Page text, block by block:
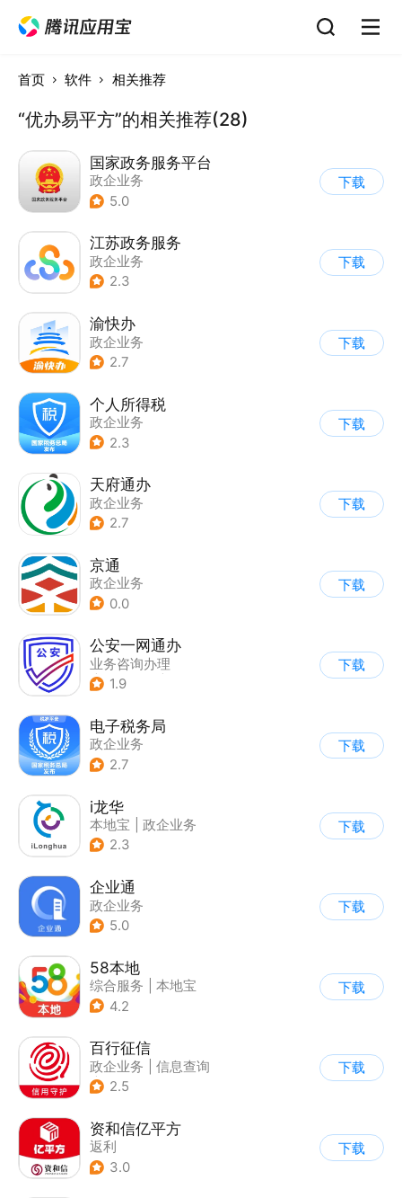
首页 软件 相关推荐
“优办易平方”的相关推荐(28)
国家政务服务平台
政企业务
5.0
下载
江苏政务服务
政企业务
2.3
下载
渝快办
政企业务
2.7
下载
个人所得税
政企业务
2.3
下载
天府通办
政企业务
2.7
下载
京通
政企业务
0.0
下载
公安一网通办
业务咨询办理
| 政企业务
1.9
下载
电子税务局
政企业务
2.7
下载
i龙华
本地宝
政企业务
2.3
下载
企业通
政企业务
5.0
下载
58本地
综合服务
本地宝
4.2
下载
百行征信
政企业务
信息查询
| 业务咨询办理
2.5
下载
资和信亿平方
返利
3.0
下载